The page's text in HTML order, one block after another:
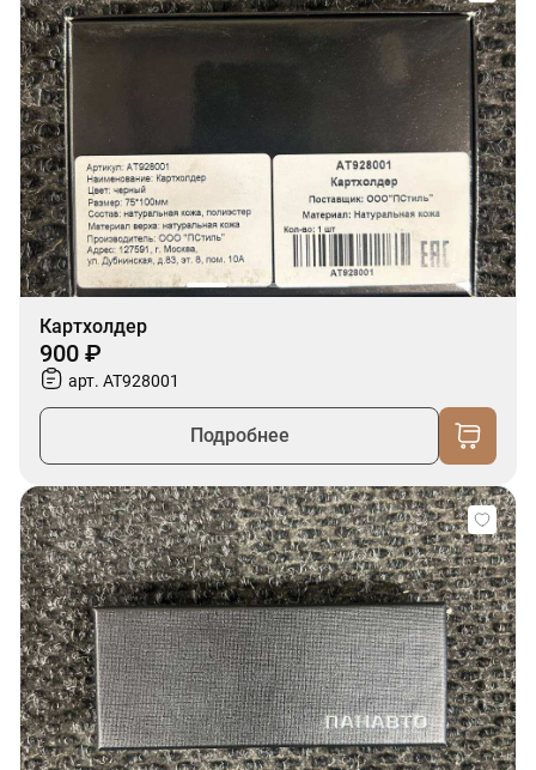
Картхолдер
900 ₽
арт. AT928001
Подробнее